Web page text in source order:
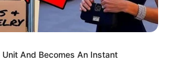
And Becomes An Instant